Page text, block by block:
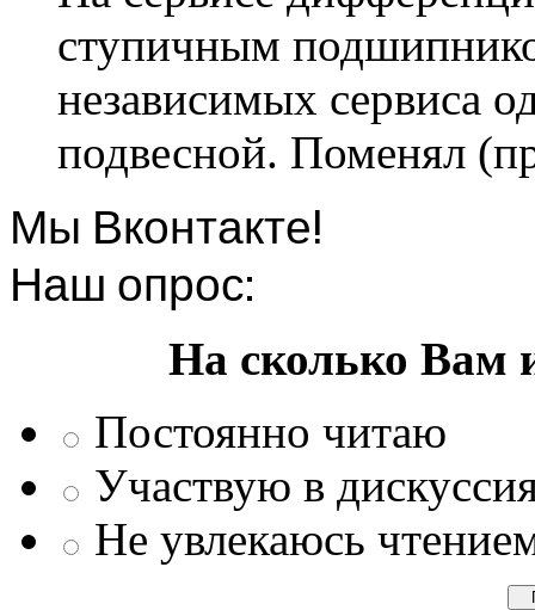
ступичным
независимых сервиса
подвесной. Поменял
Мы Вконтакте!
Наш опрос:
На сколько Вам
Постоянно читаю
Участвую в
Не увлекаюсь